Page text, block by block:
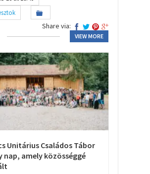
Share via:
VIEW MORE
Unitárius Családos Tábor
nap, amely közösséggé